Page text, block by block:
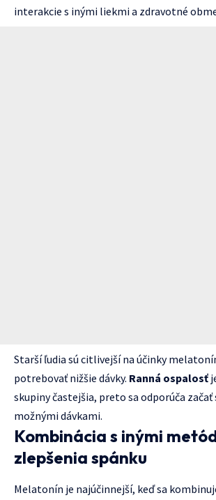
interakcie s inými liekmi a zdravotné
Starší ľudia sú citlivejší na účinky
potrebovať nižšie dávky. Ranná ospalosť
skupiny častejšia, preto sa odporúča
možnými dávkami.
Kombinácia s inými
zlepšenia spánku
Melatonín je najúčinnejší, keď sa